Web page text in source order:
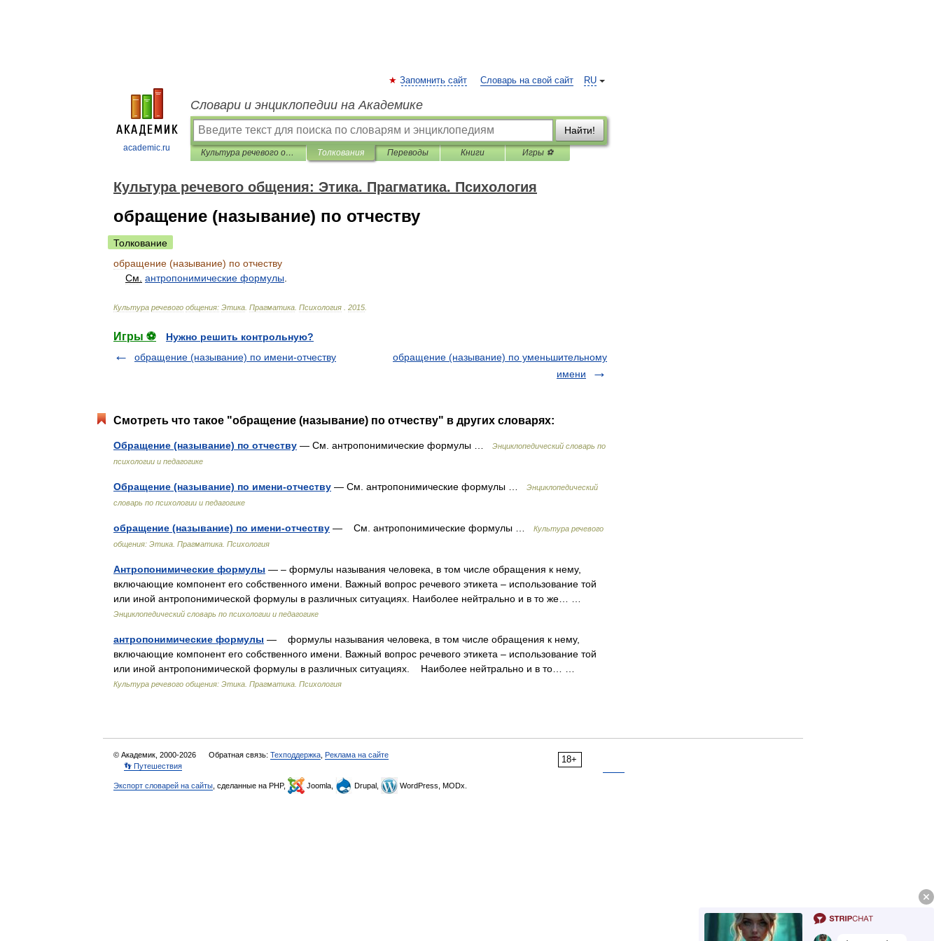
academic.ru
RU
Запомнить сайт Словарь на свой сайт
Словари и энциклопедии на Академике
Найти!
Культура речевого общения: Этика. Прагматика. Психология Толкования Переводы Книги Игры ⚽
Культура речевого общения: Этика. Прагматика. Психология
обращение (называние) по отчеству
Толкование
обращение (называние) по отчеству
См антропонимические формулы
Культура речевого общения: Этика Прагматика Психология 2015
Игры ⚽
Нужно решить контрольную?
обращение (называние) по имени-отчеству
обращение (называние) по уменьшительному
имени
Смотреть что такое "обращение (называние) по отчеству" в других словарях:
Обращение (называние) по отчеству — См. антропонимические формулы …
Энциклопедический словарь по
психологии и педагогике
Обращение (называние) по имени-отчеству — См. антропонимические формулы …
Энциклопедический
словарь по психологии и педагогике
обращение (называние) по имени-отчеству — См. антропонимические формулы …
Культура речевого
общения: Этика. Прагматика. Психология
Антропонимические формулы — – формулы называния человека, в том числе обращения к нему,
включающие компонент его собственного имени. Важный вопрос речевого этикета – использование той
или иной антропонимической формулы в различных ситуациях. Наиболее нейтрально и в то же… …
Энциклопедический словарь по психологии и педагогике
антропонимические формулы — формулы называния человека, в том числе обращения к нему,
включающие компонент его собственного имени. Важный вопрос речевого этикета – использование той
или иной антропонимической формулы в различных ситуациях. Наиболее нейтрально и в то… …
Культура речевого общения: Этика. Прагматика. Психология
18+
© Академик, 2000-2026 Обратная связь: Техподдержка Реклама на сайте
👣 Путешествия
Экспорт словарей на сайты , сделанные на PHP, Joomla, Drupal, WordPress, MODx.